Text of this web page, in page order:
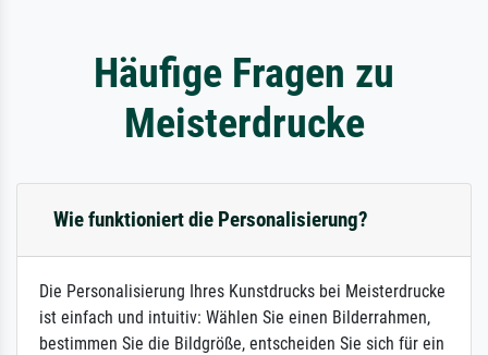
Häufige Fragen zu
Meisterdrucke
Wie funktioniert die Personalisierung?
Die Personalisierung Ihres Kunstdrucks bei Meisterdrucke
ist einfach und intuitiv: Wählen Sie einen Bilderrahmen,
bestimmen Sie die Bildgröße, entscheiden Sie sich für ein